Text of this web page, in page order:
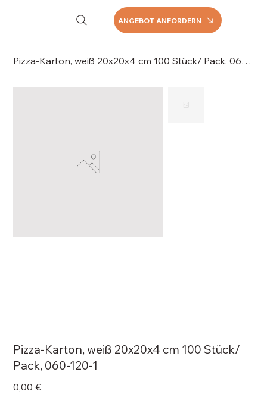
ANGEBOT ANFORDERN
Pizza-Karton, weiß 20x20x4 cm 100 Stück/ Pack, 060-120-1
Pizza-Karton, weiß 20x20x4 cm 100 Stück/
Pack, 060-120-1
Price
0,00 €